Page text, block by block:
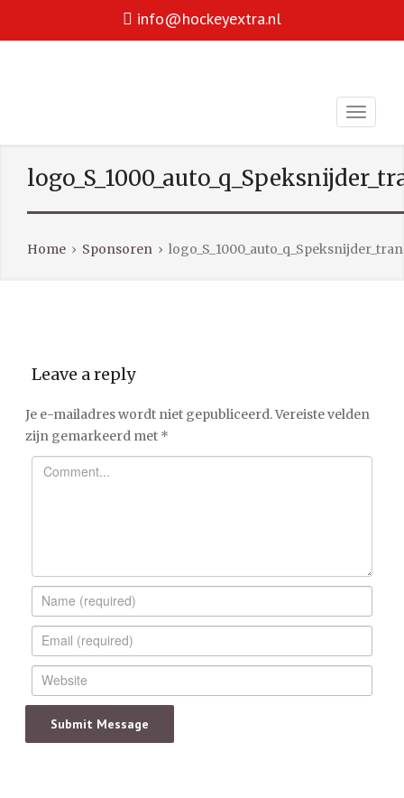
info@hockeyextra.nl
Home › Sponsoren ›
Leave a reply
Je e-mailadres wordt niet gepubliceerd.Vereiste velden
zijn gemarkeerd met *